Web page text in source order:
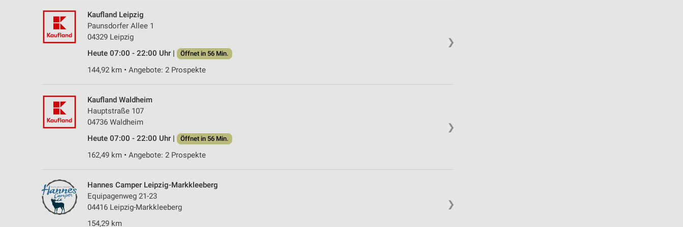
❯
Kaufland Leipzig
Paunsdorfer Allee 1
04329 Leipzig
Heute 07:00 - 22:00 Uhr |
Öffnet in 56 Min.
144,92 km • Angebote: 2 Prospekte
❯
Kaufland Waldheim
Hauptstraße 107
04736 Waldheim
Heute 07:00 - 22:00 Uhr |
Öffnet in 56 Min.
162,49 km • Angebote: 2 Prospekte
❯
Hannes Camper Leipzig-Markkleeberg
Equipagenweg 21-23
04416 Leipzig-Markkleeberg
154,29 km